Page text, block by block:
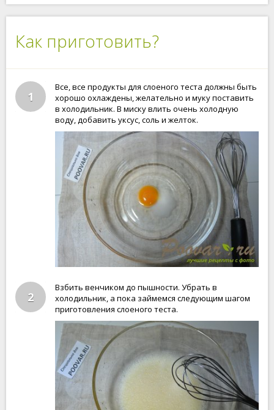
Как приготовить?
1
Все, все продукты для слоеного теста должны быть
хорошо охлаждены, желательно и муку поставить
в холодильник. В миску влить очень холодную
воду, добавить уксус, соль и желток.
2
Взбить венчиком до пышности. Убрать в
холодильник, а пока займемся следующим шагом
приготовления слоеного теста.